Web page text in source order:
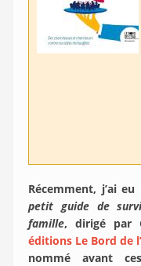
Récemment, j’ai
petit guide de
famille, dirigé par
éditions Le Bord de
nommé avant